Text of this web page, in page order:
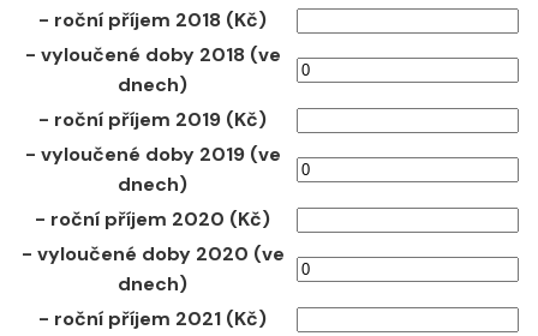
- roční příjem 2018 (Kč)
- vyloučené doby 2018 (ve
dnech)
- roční příjem 2019 (Kč)
- vyloučené doby 2019 (ve
dnech)
- roční příjem 2020 (Kč)
- vyloučené doby 2020 (ve
dnech)
- roční příjem 2021 (Kč)